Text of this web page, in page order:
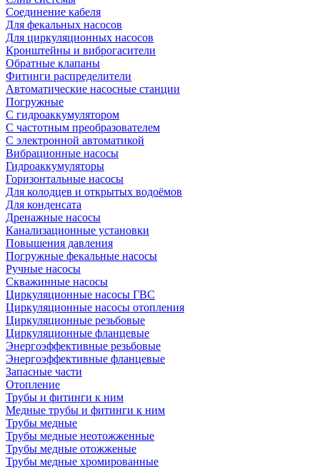
Соединение кабеля
Для фекальных насосов
Для циркуляционных насосов
Кронштейны и виброгасители
Обратные клапаны
Фитинги распределители
Автоматические насосные станции
Погружные
С гидроаккумулятором
С частотным преобразователем
С электронной автоматикой
Вибрационные насосы
Гидроаккумуляторы
Горизонтальные насосы
Для колодцев и открытых водоёмов
Для конденсата
Дренажные насосы
Канализационные установки
Повышения давления
Погружные фекальные насосы
Ручные насосы
Скважинные насосы
Циркуляционные насосы ГВС
Циркуляционные насосы отопления
Циркуляционные резьбовые
Циркуляционные фланцевые
Энергоэффективные резьбовые
Энергоэффективные фланцевые
Запасные части
Отопление
Трубы и фитинги к ним
Медные трубы и фитинги к ним
Трубы медные
Трубы медные неотожженные
Трубы медные отожженые
Трубы медные хромированные